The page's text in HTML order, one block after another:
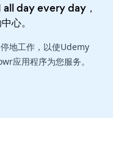
day every day，
心。
地工作，以使Udemy
应用程序为您服务。